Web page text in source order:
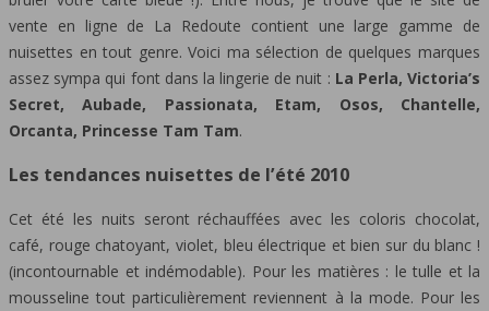
vente en ligne de La Redoute contient une large gamme de
nuisettes en tout genre. Voici ma sélection de quelques marques
assez sympa qui font dans la lingerie de nuit : La Perla, Victoria’s
Secret, Aubade, Passionata, Etam, Osos, Chantelle,
Orcanta, Princesse Tam Tam.
Les tendances nuisettes de l’été 2010
Cet été les nuits seront réchauffées avec les coloris chocolat,
café, rouge chatoyant, violet, bleu électrique et bien sur du blanc !
(incontournable et indémodable). Pour les matières : le tulle et la
mousseline tout particulièrement reviennent à la mode. Pour les